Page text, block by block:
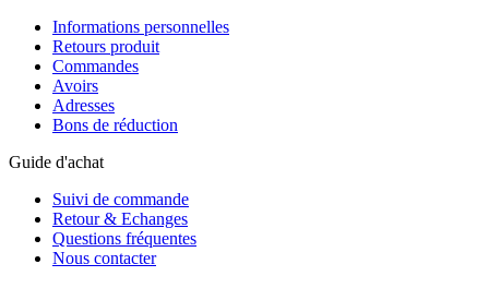
Informations personnelles
Retours produit
Commandes
Avoirs
Adresses
Bons de réduction
Guide d'achat
Suivi de commande
Retour & Echanges
Questions fréquentes
Nous contacter